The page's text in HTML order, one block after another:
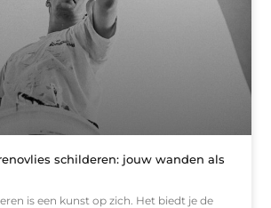
schilderen: jouw wanden als
is een kunst op zich. Het biedt je de